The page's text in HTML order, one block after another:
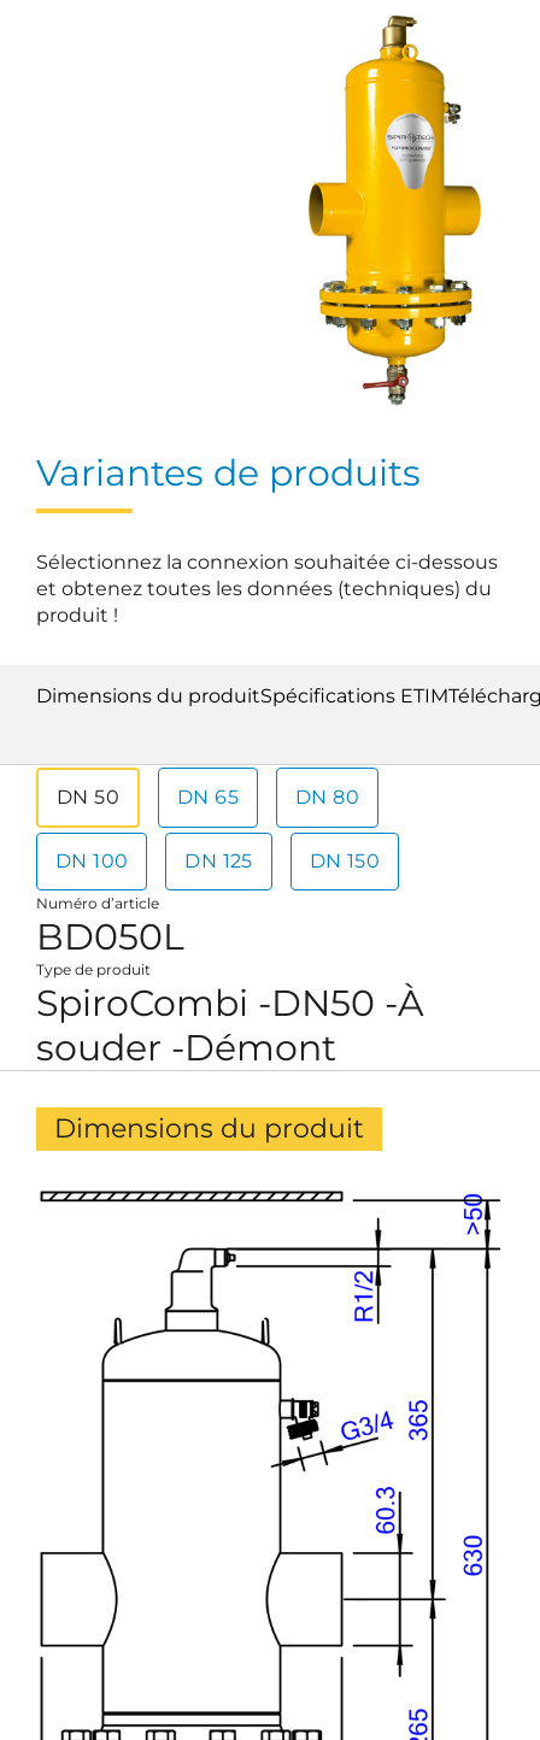
Variantes de produits
Sélectionnez la connexion souhaitée ci-dessous
et obtenez toutes les données (techniques) du
produit !
Dimensions du produitSpécifications ETIM
DN 50 DN 65 DN 80
DN 100 DN 125 DN 150
Numéro d’article
BD050L
Type de produit
SpiroCombi -DN50 -À
souder -Démont
Dimensions du produit